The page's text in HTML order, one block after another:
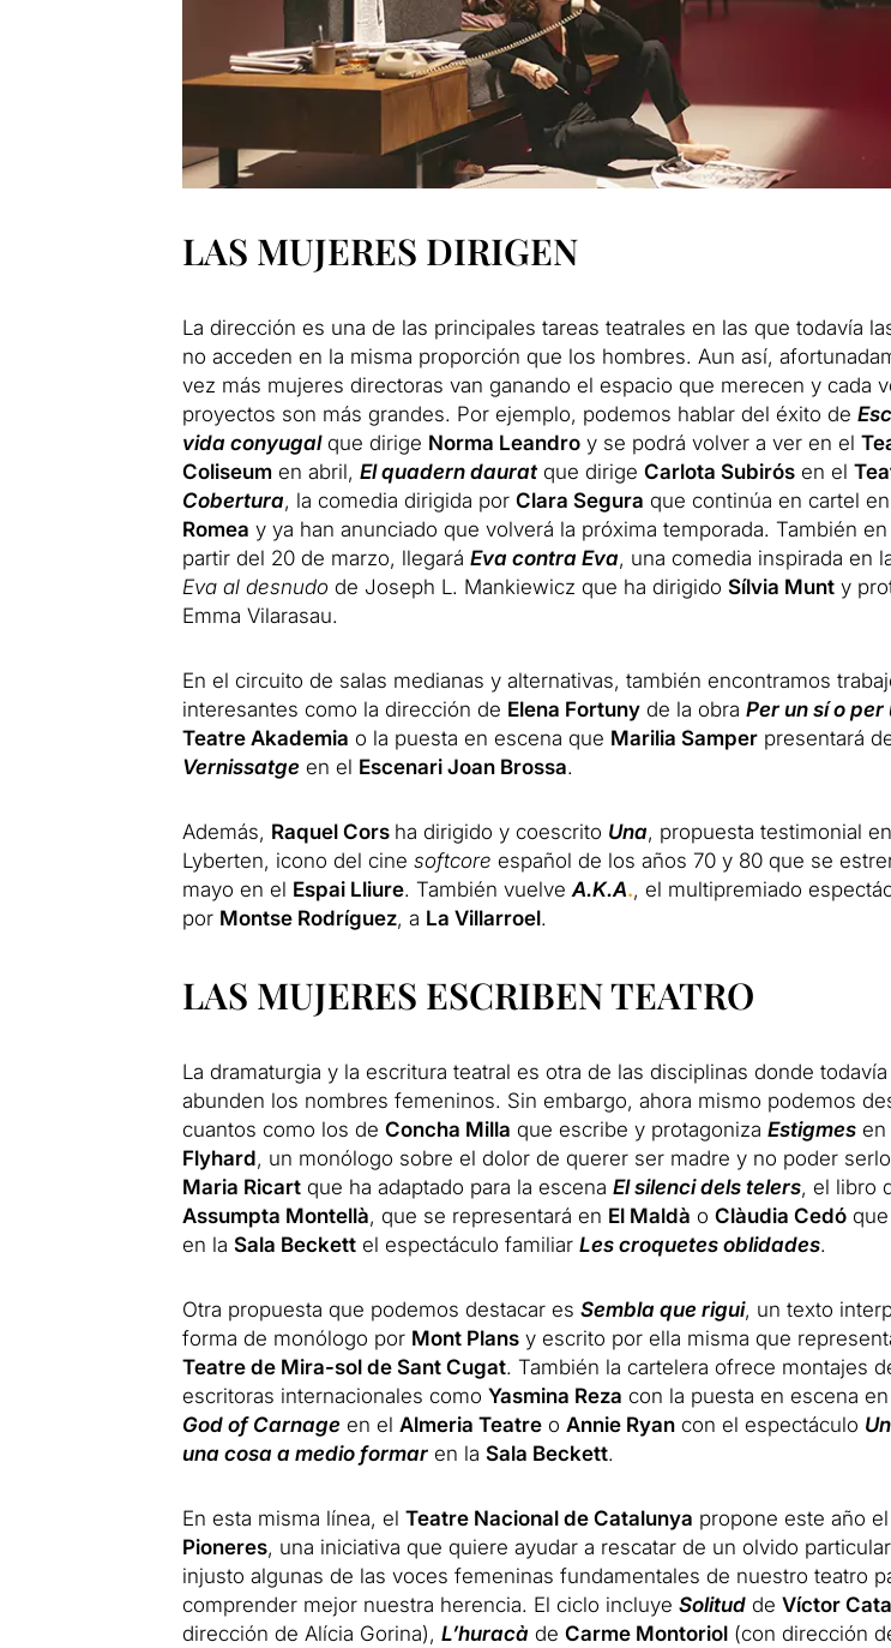
LAS MUJERES DIRIGEN
La dirección es una de las principales tareas teatrales en las que todavía
no acceden en la misma proporción que los hombres. Aun así,
vez más mujeres directoras van ganando el espacio que merecen y cada
proyectos son más grandes. Por ejemplo, podemos hablar del éxito de
vida conyugalque dirige Norma Leandroy se podrá volver a ver en el
Coliseumen abril, El quadern dauratque dirige Carlota Subirósen el
Cobertura, la comedia dirigida por Clara Segura que continúa en cartel
Romea y ya han anunciado que volverá la próxima temporada. También
partir del 20 de marzo, llegará Eva contra Eva, una comedia inspirada en
Eva al desnudode Joseph L. Mankiewicz que ha dirigido Sílvia Munty
Emma Vilarasau.
En el circuito de salas medianas y alternativas, también encontramos
interesantes como la dirección de Elena Fortunyde la obra Per un sí o per
Teatre Akademia o la puesta en escena que Marilia Samperpresentará
Vernissatge en el Escenari Joan Brossa.
Además, Raquel Cors ha dirigido y coescrito Una, propuesta testimonial
Lyberten, icono del cine softcore español de los años 70 y 80 que se
mayo en el Espai Lliure. También vuelveA.K.A., el multipremiado
por Montse Rodríguez, a La Villarroel.
LAS MUJERES ESCRIBEN TEATRO
La dramaturgia y la escritura teatral es otra de las disciplinas donde
abunden los nombres femeninos. Sin embargo, ahora mismo podemos
cuantos como los de Concha Milla que escribe y protagoniza Estigmesen
Flyhard, un monólogo sobre el dolor de querer ser madre y no poder
Maria Ricartque ha adaptado para la escena El silenci dels telers, el libro
Assumpta Montellà, que se representará en El Maldà o Clàudia Cedóque
en la Sala Beckettel espectáculo familiar Les croquetes oblidades.
Otra propuesta que podemos destacar es Sembla que rigui, un texto
forma de monólogo por Mont Plansy escrito por ella misma que
Teatre de Mira-sol de Sant Cugat. También la cartelera ofrece montajes
escritoras internacionales como Yasmina Reza con la puesta en escena
God of Carnage en el Almeria Teatreo Annie Ryancon el espectáculo
una cosa a medio formaren la Sala Beckett.
En esta misma línea, el Teatre Nacional de Catalunya propone este año el
Pioneres, una iniciativa que quiere ayudar a rescatar de un olvido
injusto algunas de las voces femeninas fundamentales de nuestro teatro
comprender mejor nuestra herencia. El ciclo incluye Solitudde Víctor
dirección de Alícia Gorina), L’huracà de Carme Montoriol(con dirección